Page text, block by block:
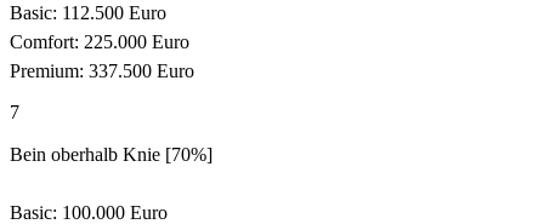
Basic: 112.500 Euro
Comfort: 225.000 Euro
Premium: 337.500 Euro
7
Bein oberhalb Knie [70%]
Basic: 100.000 Euro